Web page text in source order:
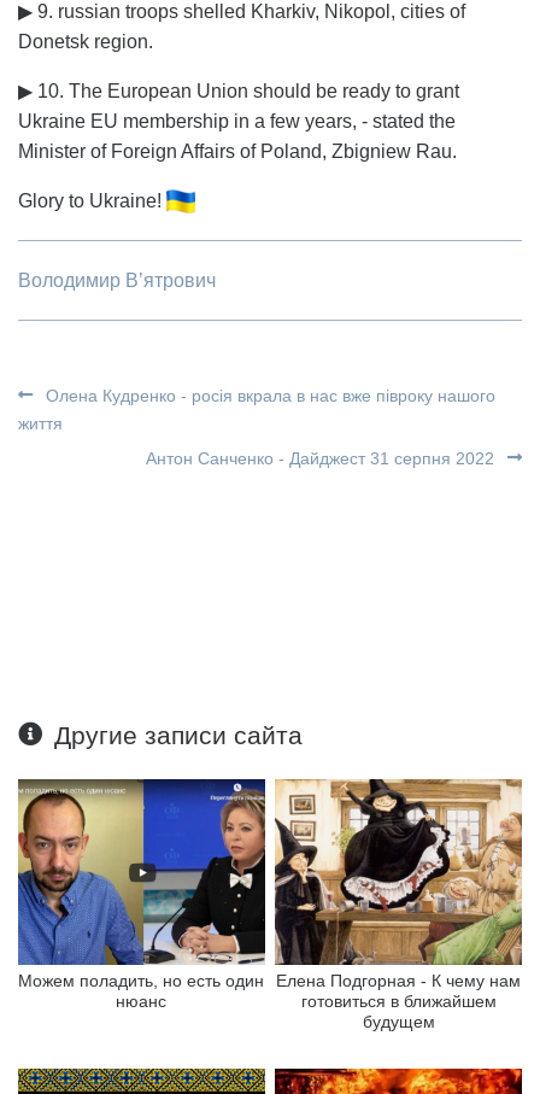
▶ 9. russian troops shelled Kharkiv, Nikopol, cities of
Donetsk region.
▶ 10. The European Union should be ready to grant
Ukraine EU membership in a few years, - stated the
Minister of Foreign Affairs of Poland, Zbigniew Rau.
Glory to Ukraine!
Володимир В’ятрович
Олена Кудренко - росія вкрала в нас вже півроку нашого
життя
Антон Санченко - Дайджест 31 серпня 2022
Другие записи сайта
Можем поладить, но есть один
нюанс
Елена Подгорная - К чему нам
готовиться в ближайшем
будущем